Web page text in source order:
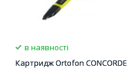
в наявності
Картридж Ortofon CONCORDE